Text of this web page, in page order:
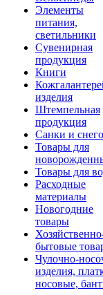
Элементы
питания,
светильники
Сувенирная
продукция
Книги
изделия
Штемпельная
продукция
Санки и
Товары для
Товары для
Расходные
материалы
Новогодние
товары
бытовые
Чулочно-
изделия,
носовые,